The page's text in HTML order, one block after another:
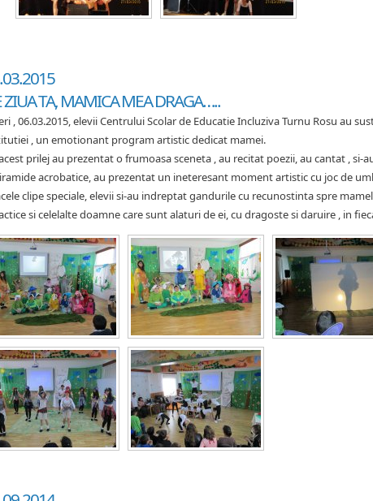
ZIUA TA, MAMICA MEA DRAGA…..
, 06.03.2015, elevii Centrului Scolar de Educatie Incluziva Turnu Rosu au
, un emotionant program artistic dedicat mamei.
prilej au prezentat o frumoasa sceneta , au recitat poezii, au cantat ,
acrobatice, au prezentat un ineteresant moment artistic cu joc de
clipe speciale, elevii si-au indreptat gandurile cu recunostinta spre
si celelalte doamne care sunt alaturi de ei, cu dragoste si daruire , in